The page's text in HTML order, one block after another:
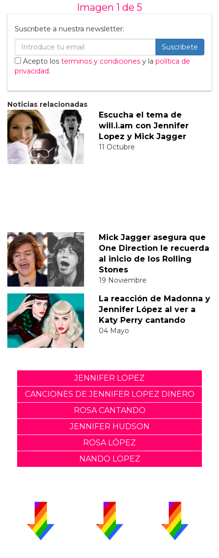
Imagen 1 de 5
Suscribete a nuestra newsletter:
Suscribete
Acepto los terminos y condiciones y la política de
privacidad.
Noticias relacionadas
Escucha el tema de
will.i.am con Jennifer
Lopez y Mick Jagger
11 Octubre
Mick Jagger asegura que
One Direction le recuerda
al inicio de los Rolling
Stones
19 Noviembre
La reacción de Madonna y
Jennifer López al ver a
Katy Perry cantando
04 Mayo
JENNIFER LOPEZ
CANCIONES DE JENNIFER LOPEZ DINERO
ROSA CANTANDO
JENNIFER HUDSON
ROSA LÓPEZ
NANDO LOPEZ